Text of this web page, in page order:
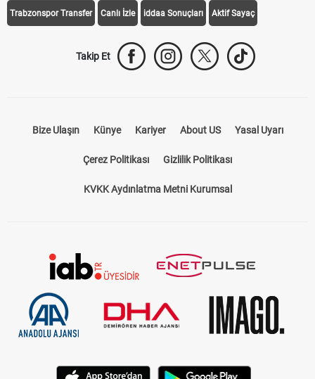
Trabzonspor Transfer Canlı İzle iddaa Sonuçları Aktif Sayaç
Takip Et
Bize Ulaşın Künye Kariyer About US Yasal Uyarı
Çerez Politikası Gizlilik Politikası
KVKK Aydınlatma Metni Kurumsal